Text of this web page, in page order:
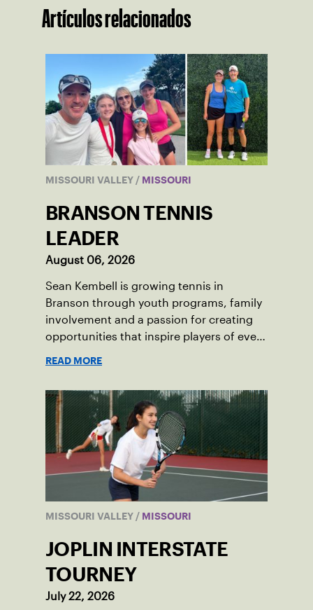
Artículos relacionados
MISSOURI VALLEY / MISSOURI
BRANSON TENNIS
LEADER
August 06, 2026
Sean Kembell is growing tennis in
Branson through youth programs, family
involvement and a passion for creating
opportunities that inspire players of every
READ MORE
MISSOURI VALLEY / MISSOURI
JOPLIN INTERSTATE
TOURNEY
July 22, 2026